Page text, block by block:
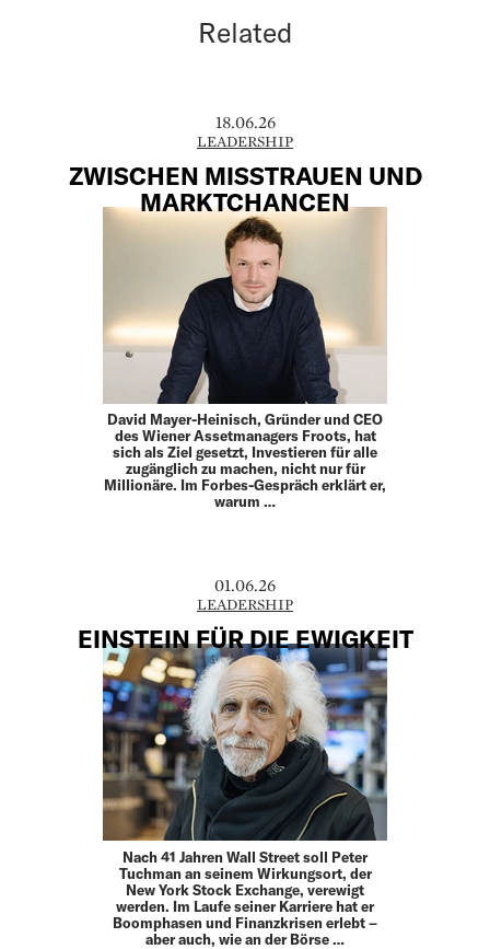
Related
18.06.26
LEADERSHIP
ZWISCHEN MISSTRAUEN UND
MARKTCHANCEN
David Mayer-Heinisch, Gründer und CEO
des Wiener Assetmanagers Froots, hat
sich als Ziel gesetzt, Investieren für alle
zugänglich zu machen, nicht nur für
Millionäre. Im Forbes-Gespräch erklärt er,
warum …
01.06.26
LEADERSHIP
EINSTEIN FÜR DIE EWIGKEIT
Nach 41 Jahren Wall Street soll Peter
Tuchman an seinem Wirkungsort, der
New York Stock Exchange, verewigt
werden. Im Laufe seiner Karriere hat er
Boomphasen und Finanz­krisen erlebt –
aber auch, wie an der Börse …